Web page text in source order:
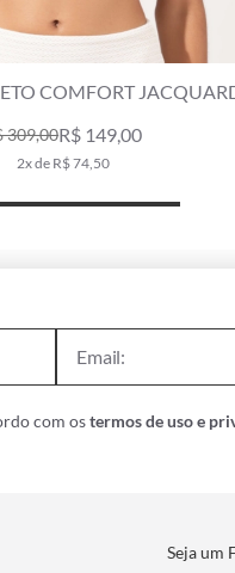
COMFORT
309,00R$ 149,00
2x de R$ 74,50
com ostermos de uso e
Seja um